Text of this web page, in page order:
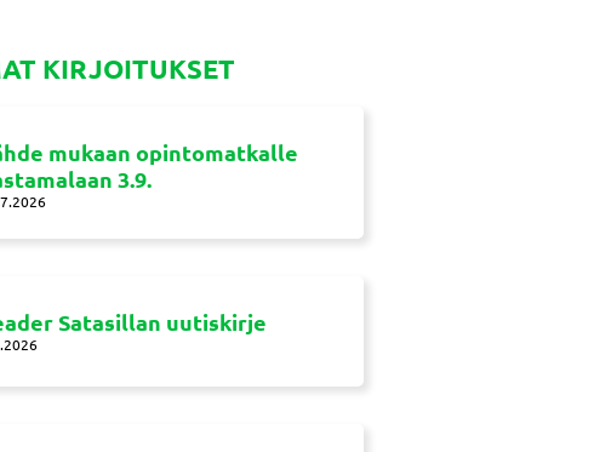
KIRJOITUKSET
mukaan opintomatkalle
3.9.
Satasillan uutiskirje